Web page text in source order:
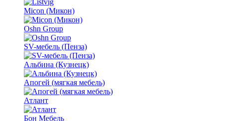
Micon (Микон)
Oshn Group
SV-мебель (Пенза)
Альбина (Кузнецк)
Апогей (мягкая мебель)
Атлант
Бон Мебель